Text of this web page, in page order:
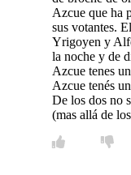
Azcue que ha
sus votantes.
Yrigoyen y
la noche y de
Azcue tenes
Azcue tenés
De los dos no
(mas allá de